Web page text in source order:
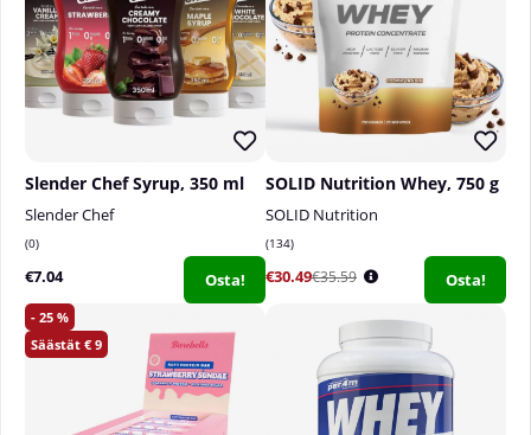
Slender Chef Syrup, 350 ml
Slender Chef
0
€7.04 Osta!
SOLID Nutrition Whey, 750 g
SOLID Nutrition
134
€30.49€35.59 Osta!
25
9